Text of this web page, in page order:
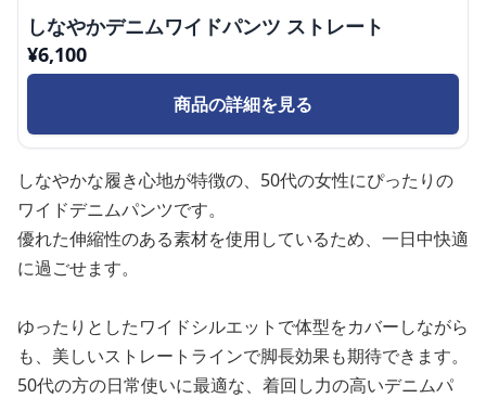
しなやかデニムワイドパンツ ストレート
¥6,100
商品の詳細を見る
しなやかな履き心地が特徴の、50代の女性にぴったりの
ワイドデニムパンツです。
優れた伸縮性のある素材を使用しているため、一日中快適
に過ごせます。
ゆったりとしたワイドシルエットで体型をカバーしながら
も、美しいストレートラインで脚長効果も期待できます。
50代の方の日常使いに最適な、着回し力の高いデニムパ